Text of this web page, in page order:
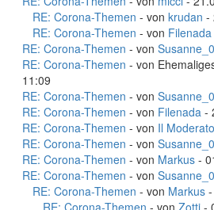
RE: Corona-Themen - von krudan -
RE: Corona-Themen - von Filenada
RE: Corona-Themen - von
RE: Corona-Themen - von
11:09
RE: Corona-Themen - von
RE: Corona-Themen - von Filenada -
RE: Corona-Themen - von Il
RE: Corona-Themen - von
RE: Corona-Themen - von Markus -
RE: Corona-Themen - von
RE: Corona-Themen - von Markus